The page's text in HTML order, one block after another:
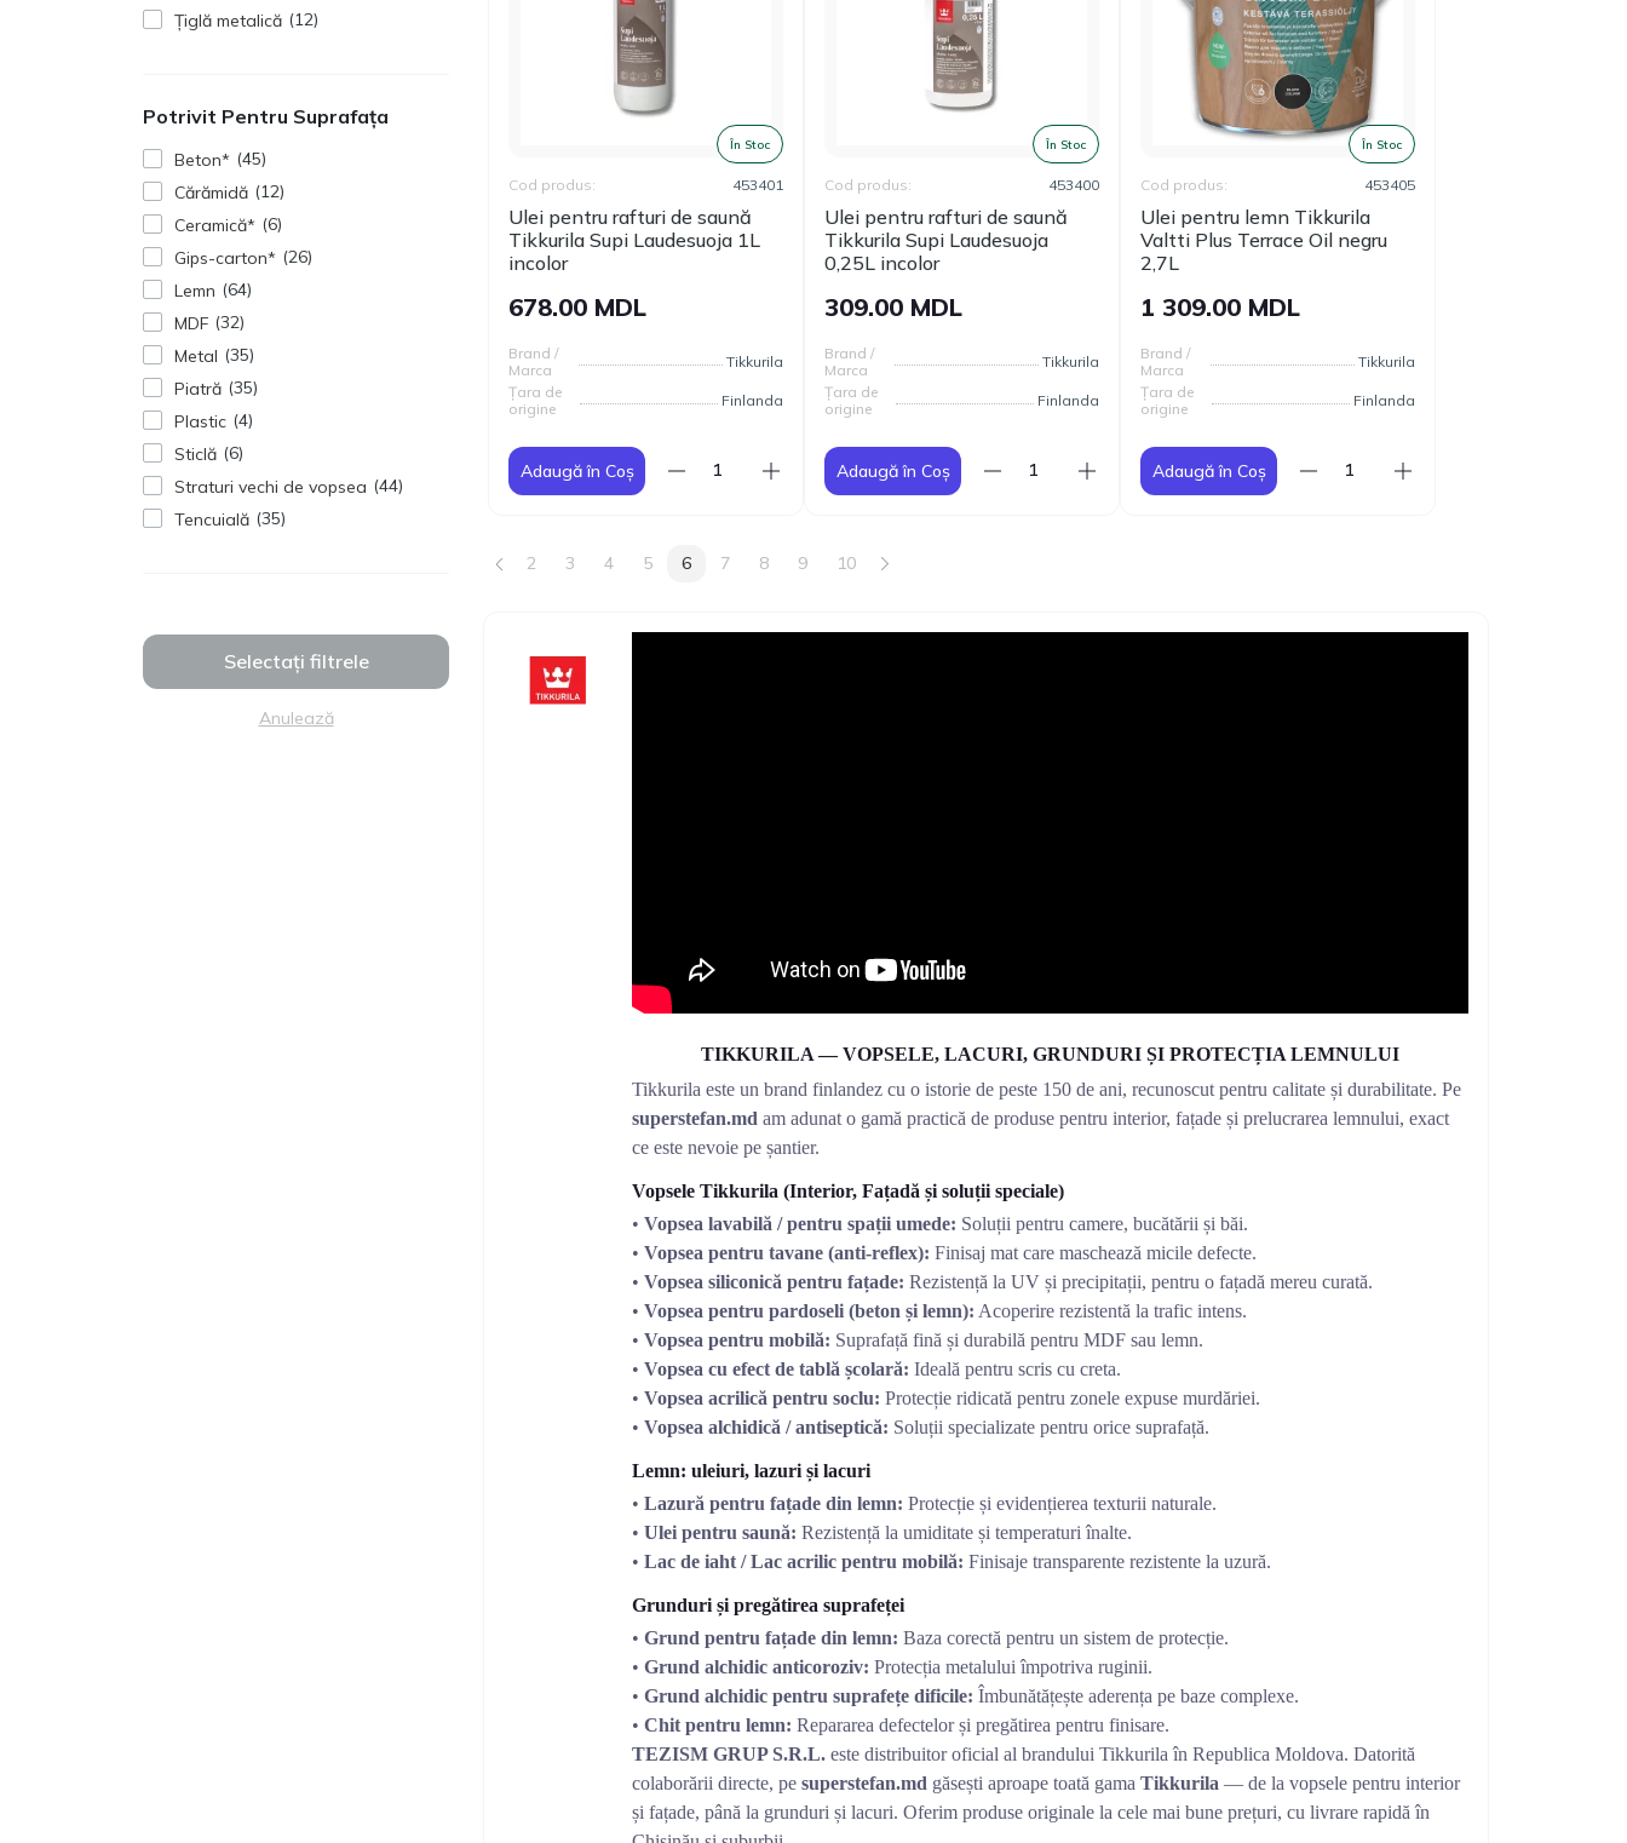
Țiglă metalică
12
Potrivit Pentru Suprafața
Beton*
45
Cărămidă
12
Ceramică*
6
Gips-carton*
26
Lemn
64
MDF 32
Metal
35
Piatră 35
Plastic 4
Sticlă 6
Straturi vechi de vopsea
44
Tencuială 35
Anulează
Selectați filtrele
În Stoc
Ulei pentru rafturi de saună
Tikkurila Supi Laudesuoja 1L
incolor
Cod produs: 453401
678.00 MDL
Brand /
Marca
Tikkurila
Țara de
origine
Finlanda
Adaugă în Coș
În Stoc
Ulei pentru rafturi de saună
Tikkurila Supi Laudesuoja
0,25L incolor
Cod produs: 453400
309.00 MDL
Brand /
Marca
Tikkurila
Țara de
origine
Finlanda
Adaugă în Coș
În Stoc
Ulei pentru lemn Tikkurila
Valtti Plus Terrace Oil negru
2,7L
Cod produs: 453405
1 309.00 MDL
Brand /
Marca
Tikkurila
Țara de
origine
Finlanda
Adaugă în Coș
2 3 4 5 6 7 8 9 10
TIKKURILA — VOPSELE, LACURI, GRUNDURI ȘI PROTECȚIA LEMNULUI
Tikkurila este un brand finlandez cu o istorie de peste 150 de ani, recunoscut pentru calitate și durabilitate. Pe
superstefan.md am adunat o gamă practică de produse pentru interior, fațade și prelucrarea lemnului, exact
ce este nevoie pe șantier.
Vopsele Tikkurila (Interior, Fațadă și soluții speciale)
• Vopsea lavabilă / pentru spații umede: Soluții pentru camere, bucătării și băi.
• Vopsea pentru tavane (anti-reflex): Finisaj mat care maschează micile defecte.
• Vopsea siliconică pentru fațade: Rezistență la UV și precipitații, pentru o fațadă mereu curată.
• Vopsea pentru pardoseli (beton și lemn): Acoperire rezistentă la trafic intens.
• Vopsea pentru mobilă: Suprafață fină și durabilă pentru MDF sau lemn.
• Vopsea cu efect de tablă școlară: Ideală pentru scris cu creta.
• Vopsea acrilică pentru soclu: Protecție ridicată pentru zonele expuse murdăriei.
• Vopsea alchidică / antiseptică: Soluții specializate pentru orice suprafață.
Lemn: uleiuri, lazuri și lacuri
• Lazură pentru fațade din lemn: Protecție și evidențierea texturii naturale.
• Ulei pentru saună: Rezistență la umiditate și temperaturi înalte.
• Lac de iaht / Lac acrilic pentru mobilă: Finisaje transparente rezistente la uzură.
Grunduri și pregătirea suprafeței
• Grund pentru fațade din lemn: Baza corectă pentru un sistem de protecție.
• Grund alchidic anticoroziv: Protecția metalului împotriva ruginii.
• Grund alchidic pentru suprafețe dificile: Îmbunătățește aderența pe baze complexe.
• Chit pentru lemn: Repararea defectelor și pregătirea pentru finisare.
TEZISM GRUP S.R.L. este distribuitor oficial al brandului Tikkurila în Republica Moldova. Datorită
colaborării directe, pe superstefan.md găsești aproape toată gama Tikkurila — de la vopsele pentru interior
și fațade, până la grunduri și lacuri. Oferim produse originale la cele mai bune prețuri, cu livrare rapidă în